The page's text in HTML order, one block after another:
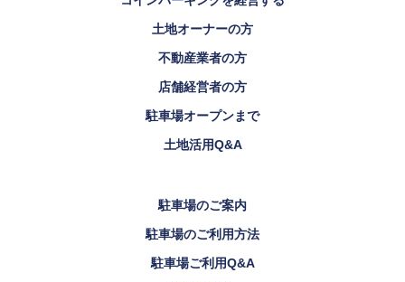
土地オーナーの方
不動産業者の方
店舗経営者の方
駐車場オープンまで
土地活用Q&A
駐車場のご案内
駐車場のご利用方法
駐車場ご利用Q&A